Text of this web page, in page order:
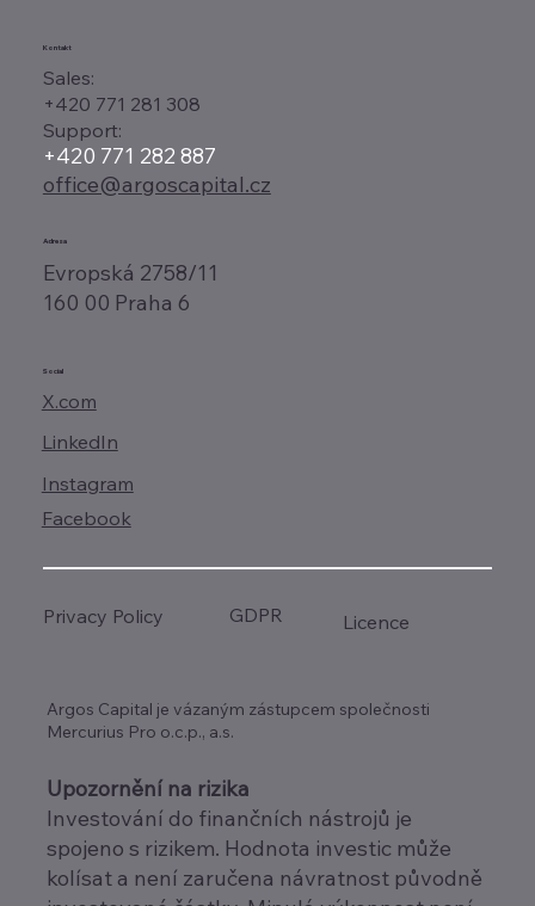
Adresa
Evropská 2758/11
160 00 Praha 6
Kontakt
Sales:
+420 771 281 308
Support:
+420 771 282 887
office@argoscapital.cz
Social
X.com
LinkedIn
Instagram
Facebook
Argos Capital je vázaným zástupcem společnosti
Mercurius Pro o.c.p., a.s.
Upozornění na rizika
Investování do finančních nástrojů je
spojeno s rizikem. Hodnota investic může
kolísat a není zaručena návratnost původně
Privacy Policy GDPR Licence